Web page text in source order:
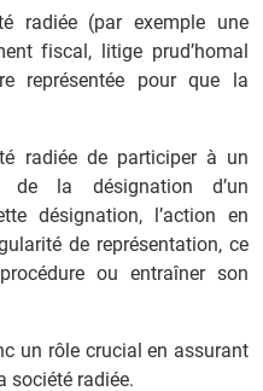
radiée (par exemple une
fiscal, litige prud’homal
représentée pour que la
radiée de participer à un
de la désignation d’un
désignation, l’action en
de représentation, ce
ou entraîner son
un rôle crucial en assurant
société radiée.